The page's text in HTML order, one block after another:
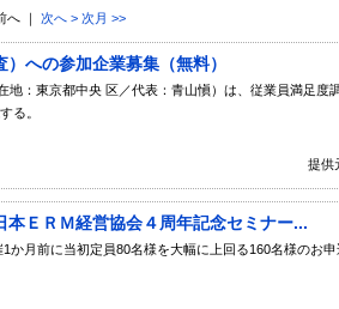
へ ｜ 次へ > 次月 >>
への参加企業募集（無料）
：東京都中央 区／代表：青山愼）は、従業員満足度
る。
提供
ＥＲＭ経営協会４周年記念セミナー...
か月前に当初定員80名様を大幅に上回る160名様のお